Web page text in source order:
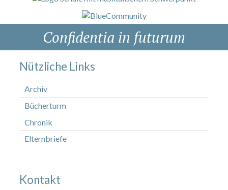
Confidentia in futurum
Nützliche Links
Archiv
Bücherturm
Chronik
Elternbriefe
Kontakt